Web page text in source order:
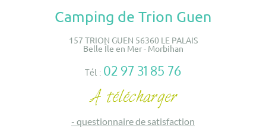
Camping de Trion Guen
157 TRION GUEN 56360 LE PALAIS
Belle Île en Mer - Morbihan
Tél : 02 97 31 85 76
- questionnaire de satisfaction